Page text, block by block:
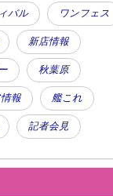
バル ワンフェス
新店情報
秋葉原
報 艦これ
記者会見